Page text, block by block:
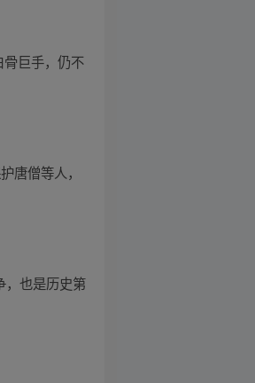
巨手，仍不
唐僧等人，
，也是历史第